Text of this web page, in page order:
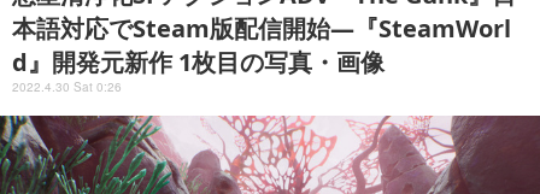
本語対応でSteam版配信開始―『SteamWorl
d』開発元新作 1枚目の写真・画像
2022.4.30 Sat 0:26